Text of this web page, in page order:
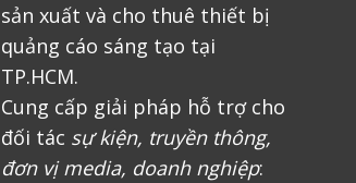
sản xuất và cho thuê thiết bị
quảng cáo sáng tạo tại
TP.HCM.
Cung cấp giải pháp hỗ trợ cho
đối tác sự kiện, truyền thông,
đơn vị media, doanh nghiệp: